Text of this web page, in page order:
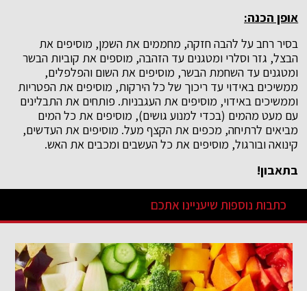
אופן הכנה:
בסיר רחב על להבה חזקה, מחממים את השמן, מוסיפים את
הבצל, גזר וסלרי ומטגנים עד הזהבה, מוספים את קוביות הבשר
ומטגנים עד השחמת הבשר, מוסיפים את השום והפלפלים,
ממשיכים באידוי עד ריכוך של כל הירקות, מוסיפים את הפטריות
וממשיכים באידוי, מוסיפים את העגבניות. פותחים את התבלינים
עם מעט מהמים (בכדי למנוע גושים), מוסיפים את כל המים
מביאים לרתיחה, מכפים את הקצף מעל. מוסיפים את העדשים,
קינואה ובורגול, מוסיפים את כל העשבים ומכבים את האש.
בתאבון!
כתבות נוספות שיעניינו אתכם